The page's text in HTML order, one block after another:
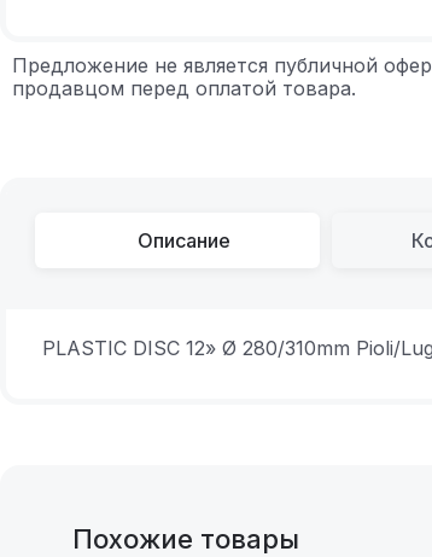
Предложение не является публичной
продавцом перед оплатой товара.
Описание
PLASTIC DISC 12» Ø 280/310mm Pioli/
Похожие товары